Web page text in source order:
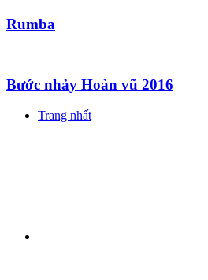
Rumba
Bước nhảy Hoàn vũ 2016
Trang nhất